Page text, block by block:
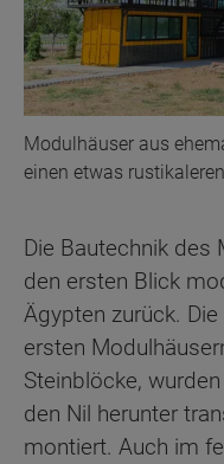
Modulhäuser aus
einen etwas
Die Bautechnik des
den ersten Blick
Ägypten zurück.
ersten
Steinblöcke,
den Nil herunter
montiert. Auch im